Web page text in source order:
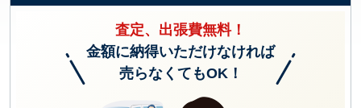
査定、出張費無料！
金額に納得いただけなければ
売らなくてもOK！